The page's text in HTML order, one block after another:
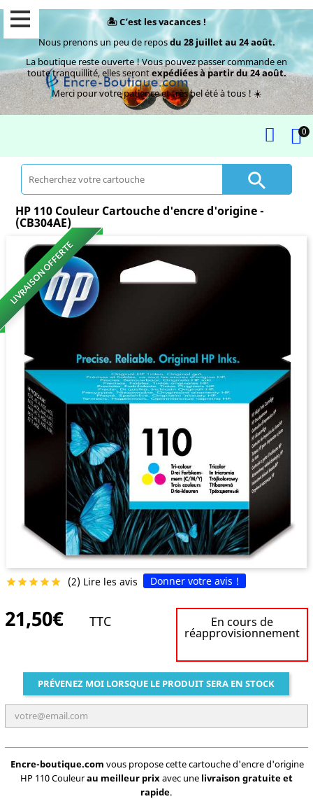
🏝️ C’est les vacances !
Nous prenons un peu de reposdu 28 juillet au 24 août.
La boutique reste ouverte ! Vous pouvez passer commande en
toute tranquillité, elles serontexpédiées à partir du 24 août.
Merci pour votre patience et très bel été à tous ! ☀️
0

HP 110 Couleur Cartouche d'encre d'origine -
(CB304AE)
LIVRAISON OFFERTE
 (2) Lire les avis Donner votre avis !
21,50€ TTC En cours de
réapprovisionnement
PRÉVENEZ MOI LORSQUE LE PRODUIT SERA EN STOCK
Encre-boutique.com vous propose cette cartouche d'encre d'origine
HP 110 Couleurau meilleur prixavec une livraison gratuite et
rapide.